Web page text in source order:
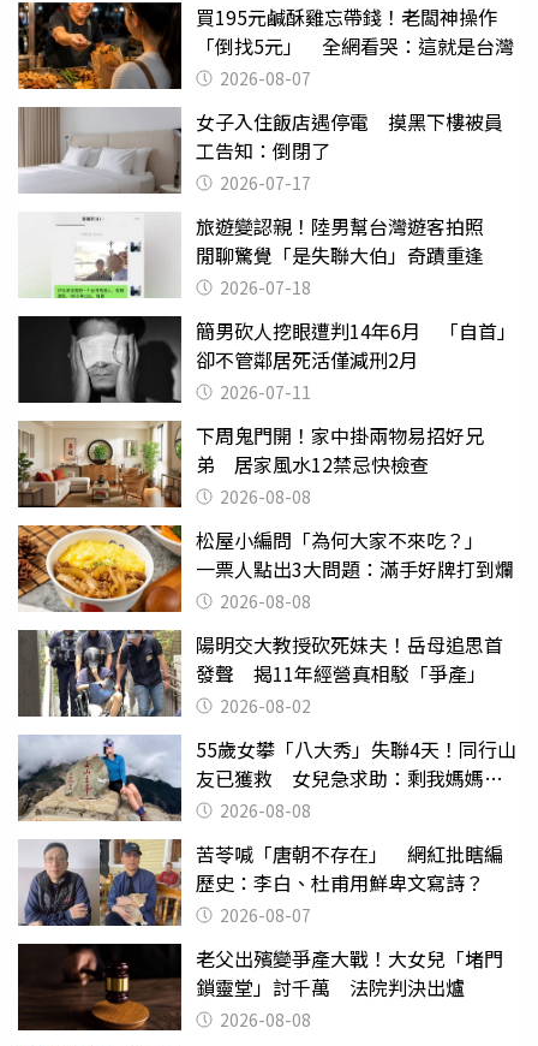
買195元鹹酥雞忘帶錢！老闆神操作
「倒找5元」 全網看哭：這就是台灣
2026-08-07
女子入住飯店遇停電 摸黑下樓被員
工告知：倒閉了
2026-07-17
旅遊變認親！陸男幫台灣遊客拍照
閒聊驚覺「是失聯大伯」奇蹟重逢
2026-07-18
簡男砍人挖眼遭判14年6月 「自首」
卻不管鄰居死活僅減刑2月
2026-07-11
下周鬼門開！家中掛兩物易招好兄
弟 居家風水12禁忌快檢查
2026-08-08
松屋小編問「為何大家不來吃？」
一票人點出3大問題：滿手好牌打到爛
2026-08-08
陽明交大教授砍死妹夫！岳母追思首
發聲 揭11年經營真相駁「爭產」
2026-08-02
55歲女攀「八大秀」失聯4天！同行山
友已獲救 女兒急求助：剩我媽媽還
沒找到
2026-08-08
苦苓喊「唐朝不存在」 網紅批瞎編
歷史：李白、杜甫用鮮卑文寫詩？
2026-08-07
老父出殯變爭產大戰！大女兒「堵門
鎖靈堂」討千萬 法院判決出爐
2026-08-08